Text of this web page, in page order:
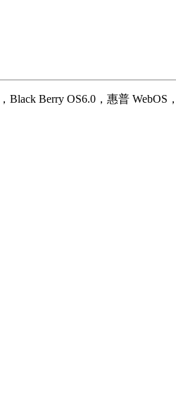
Berry OS6.0，惠普 WebOS